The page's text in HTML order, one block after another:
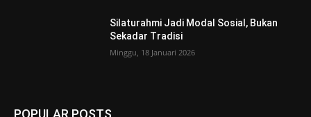
Silaturahmi Jadi Modal Sosial, Bukan
Sekadar Tradisi
Minggu, 18 Januari 2026